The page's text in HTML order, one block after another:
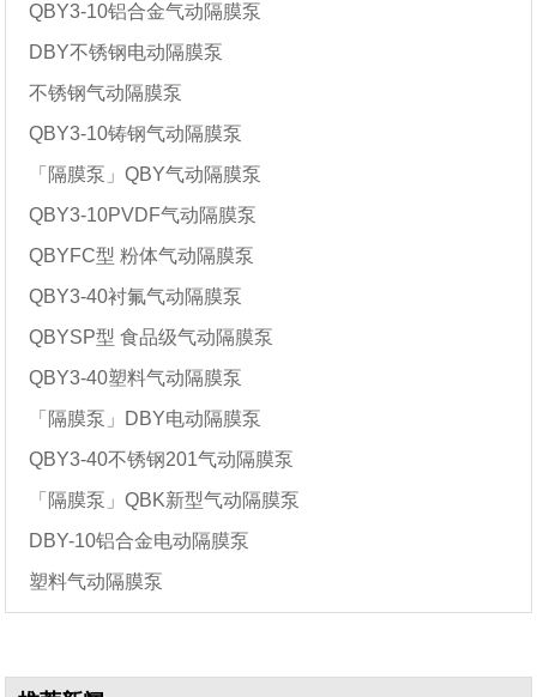
QBY3-10铝合金气动隔膜泵
DBY不锈钢电动隔膜泵
不锈钢气动隔膜泵
QBY3-10铸钢气动隔膜泵
「隔膜泵」QBY气动隔膜泵
QBY3-10PVDF气动隔膜泵
QBYFC型 粉体气动隔膜泵
QBY3-40衬氟气动隔膜泵
QBYSP型 食品级气动隔膜泵
QBY3-40塑料气动隔膜泵
「隔膜泵」DBY电动隔膜泵
QBY3-40不锈钢201气动隔膜泵
「隔膜泵」QBK新型气动隔膜泵
DBY-10铝合金电动隔膜泵
塑料气动隔膜泵